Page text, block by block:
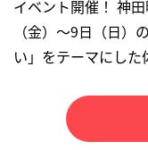
イベント開催！ 神
（金）～9日（日
い」をテーマにし